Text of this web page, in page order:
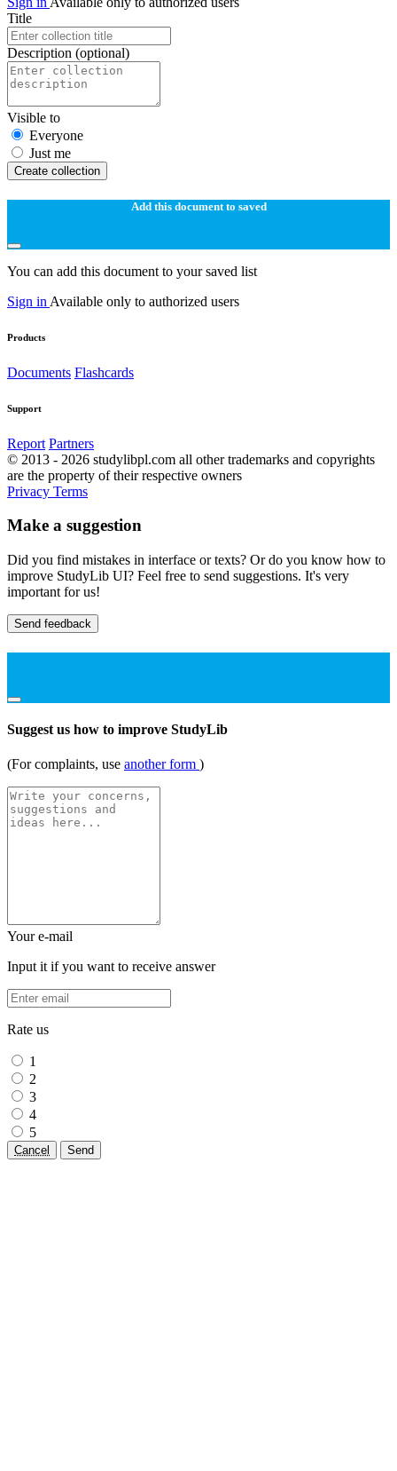
Title
Description (optional)
Visible to
Everyone
Just me
Create collection
Add this document to saved
You can add this document to your saved list
Sign in Available only to authorized users
Products
Documents Flashcards
Support
Report Partners
© 2013 - 2026 studylibpl.com all other trademarks and copyrights
are the property of their respective owners
Privacy Terms
Make a suggestion
Did you find mistakes in interface or texts? Or do you know how to
improve StudyLib UI? Feel free to send suggestions. It's very
important for us!
Send feedback
Suggest us how to improve StudyLib
(For complaints, use another form )
Your e-mail
Input it if you want to receive answer
Rate us
1
2
3
4
5
Cancel Send